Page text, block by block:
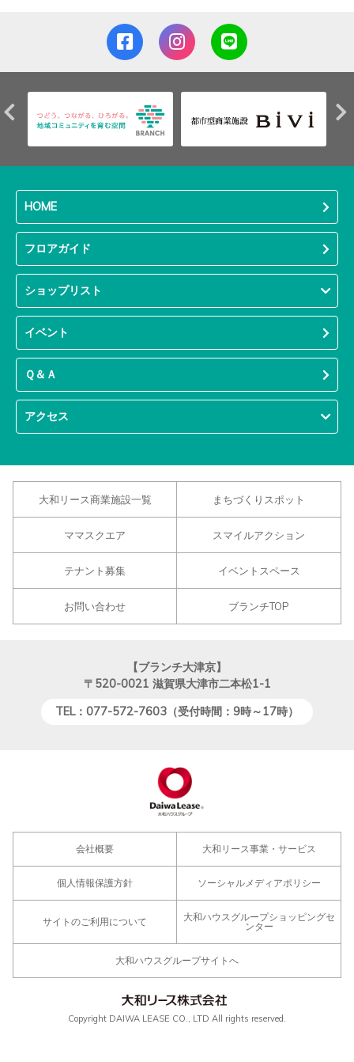
HOME
フロアガイド
ショップリスト
イベント
Ｑ＆Ａ
アクセス
大和リース商業施設一覧 まちづくりスポット
ママスクエア スマイルアクション
テナント募集 イベントスペース
お問い合わせ ブランチTOP
【ブランチ大津京】
〒520-0021 滋賀県大津市二本松1-1
TEL：077-572-7603（受付時間：9時～17時）
会社概要 大和リース事業・サービス
個人情報保護方針 ソーシャルメディアポリシー
サイトのご利用について
大和ハウスグループショッピングセ
ンター
大和ハウスグループサイトへ
Copyright DAIWA LEASE CO., LTD All rights reserved.